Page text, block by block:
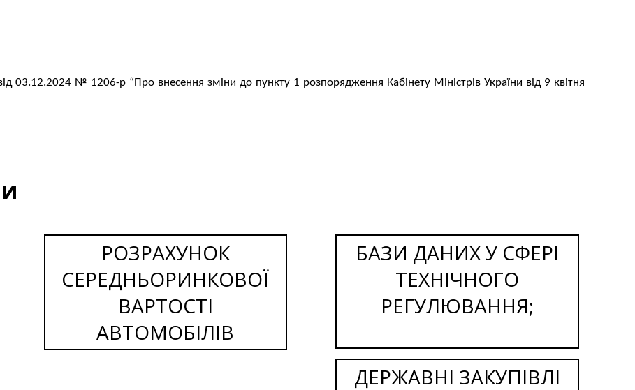
03.12.2024 № 1206-р “Про внесення зміни до пункту 1 розпорядження Кабінету Міністрів України від 9 квітня
РОЗРАХУНОК
СЕРЕДНЬОРИНКОВОЇ
ВАРТОСТІ
АВТОМОБІЛІВ
БАЗИ ДАНИХ У СФЕРІ
ТЕХНІЧНОГО
РЕГУЛЮВАННЯ;
ДЕРЖАВНІ ЗАКУПІВЛІ